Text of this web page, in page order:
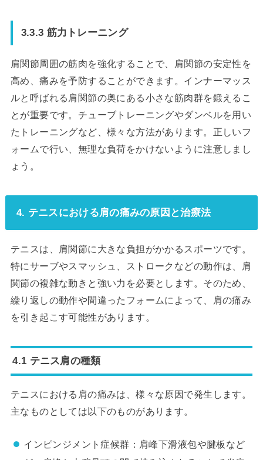
3.3.3 筋力トレーニング
肩関節周囲の筋肉を強化することで、肩関節の安定性を
高め、痛みを予防することができます。インナーマッス
ルと呼ばれる肩関節の奥にある小さな筋肉群を鍛えるこ
とが重要です。チューブトレーニングやダンベルを用い
たトレーニングなど、様々な方法があります。正しいフ
ォームで行い、無理な負荷をかけないように注意しまし
ょう。
4. テニスにおける肩の痛みの原因と治療法
テニスは、肩関節に大きな負担がかかるスポーツです。
特にサーブやスマッシュ、ストロークなどの動作は、肩
関節の複雑な動きと強い力を必要とします。そのため、
繰り返しの動作や間違ったフォームによって、肩の痛み
を引き起こす可能性があります。
4.1 テニス肩の種類
テニスにおける肩の痛みは、様々な原因で発生します。
主なものとしては以下のものがあります。
インピンジメント症候群：肩峰下滑液包や腱板など